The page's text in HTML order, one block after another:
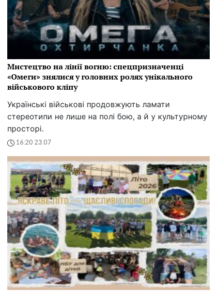
Мистецтво на лінії вогню: спецпризначенці
«Омеги» знялися у головних ролях унікального
військового кліпу
Українські військові продовжують ламати
стереотипи не лише на полі бою, а й у культурному
просторі.
16:20 23.07